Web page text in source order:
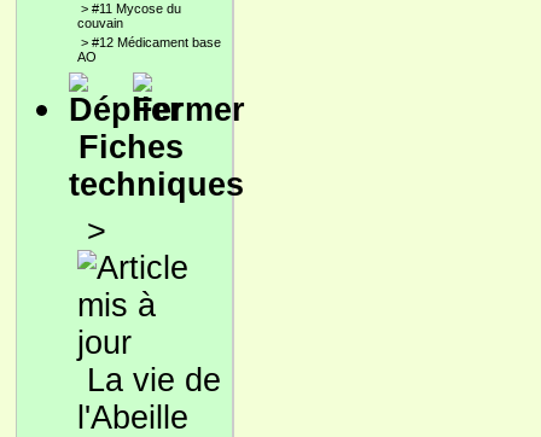
> #11 Mycose du
couvain
> #12 Médicament base
AO
Fiches
techniques
>
La vie de
l'Abeille